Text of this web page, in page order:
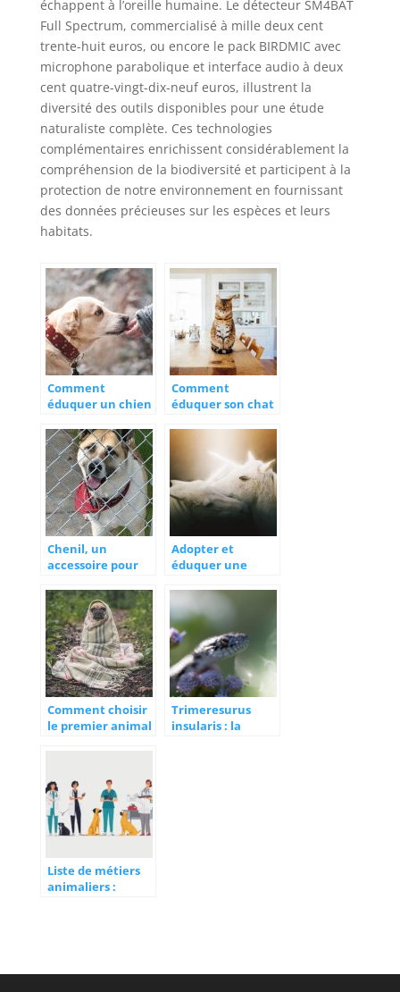
échappent à l’oreille humaine. Le détecteur SM4BAT
Full Spectrum, commercialisé à mille deux cent
trente-huit euros, ou encore le pack BIRDMIC avec
microphone parabolique et interface audio à deux
cent quatre-vingt-dix-neuf euros, illustrent la
diversité des outils disponibles pour une étude
naturaliste complète. Ces technologies
complémentaires enrichissent considérablement la
compréhension de la biodiversité et participent à la
protection de notre environnement en fournissant
des données précieuses sur les espèces et leurs
habitats.
Comment
éduquer un chien
Comment
éduquer son chat
Chenil, un
accessoire pour
de votre animal
Adopter et
éduquer une
possible !
Comment choisir
le premier animal
Trimeresurus
insularis : la
Liste de métiers
animaliers :